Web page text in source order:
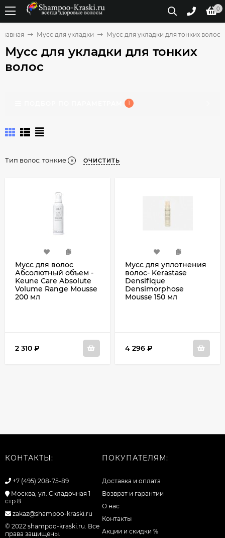
0
Главная Мусс для укладки Мусс для укладки для тонких волос
Мусс для укладки для тонких
волос
1
Тип волос: тонкие ОЧИСТИТЬ
Мусс для волос
Абсолютный объем -
Keune Сare Absolute
Volume Range Mousse
200 мл
2 310 ₽
Мусс для уплотнения
волос- Kerastase
Densifique
Densimorphose
Mousse 150 мл
4 296 ₽
КОНТАКТЫ:
+7 (495) 208-75-89
Москва, ул. Складочная 1
стр 8
zakaz@shampoo-kraski.ru
© 2022 shampoo-kraski.ru. Все
права защищены.
ПОКУПАТЕЛЯМ:
Доставка и оплата
Возврат и гарантии
О нас
Контакты
Акции и скидки %